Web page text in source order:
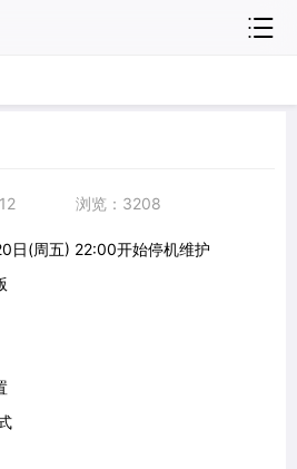
浏览：3208
日(周五) 22:00开始停机维护